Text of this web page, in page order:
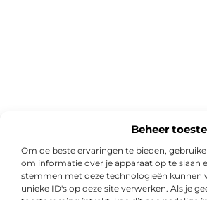
Beheer
Om de beste ervaringen te bieden,
om informatie over je apparaat op te slaan
stemmen met deze technologieën kunnen
unieke ID's op deze site verwerken. Als je